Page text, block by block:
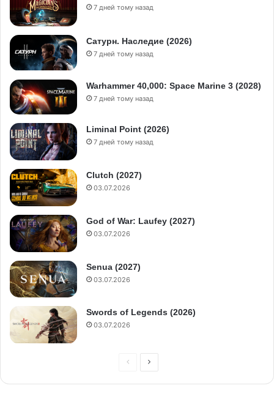
7 дней тому назад
Сатурн. Наследие (2026)
7 дней тому назад
Warhammer 40,000: Space Marine 3 (2028)
7 дней тому назад
Liminal Point (2026)
7 дней тому назад
Clutch (2027)
03.07.2026
God of War: Laufey (2027)
03.07.2026
Senua (2027)
03.07.2026
Swords of Legends (2026)
03.07.2026